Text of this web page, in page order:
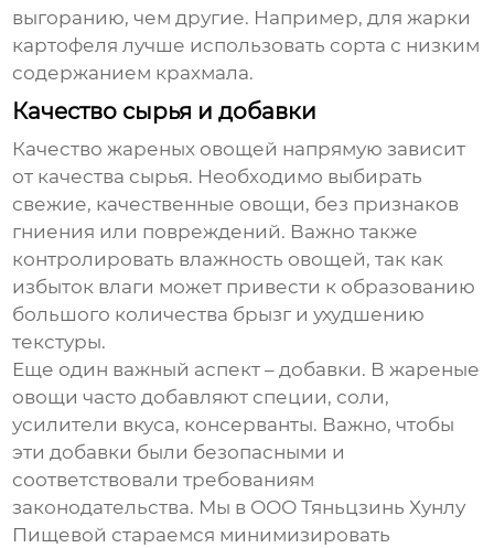
выгоранию, чем другие. Например, для жарки
картофеля лучше использовать сорта с низким
содержанием крахмала.
Качество сырья и добавки
Качествожареных овощей напрямую зависит
от качества сырья. Необходимо выбирать
свежие, качественные овощи, без признаков
гниения или повреждений. Важно также
контролировать влажность овощей, так как
избыток влаги может привести к образованию
большого количества брызг и ухудшению
текстуры.
Еще один важный аспект – добавки. Вжареные
овощи часто добавляют специи, соли,
усилители вкуса, консерванты. Важно, чтобы
эти добавки были безопасными и
соответствовали требованиям
законодательства. Мы в ООО Тяньцзинь Хунлу
Пищевой стараемся минимизировать